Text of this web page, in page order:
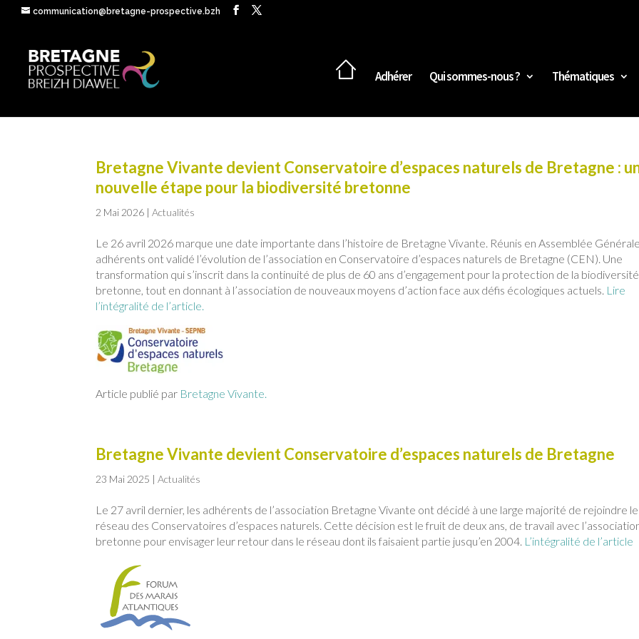
communication@bretagne-prospective.bzh
Adhérer Qui sommes-nous ? Thématiques
Bretagne Vivante devient Conservatoire d’espaces naturels de Bretagne :
nouvelle étape pour la biodiversité bretonne
2 Mai 2026 |Actualités
Le 26 avril 2026 marque une date importante dans l’histoire de Bretagne Vivante. Réunis en Assemblée
adhérents ont validé l’évolution de l’association en Conservatoire d’espaces naturels de Bretagne (CEN). Une
transformation qui s’inscrit dans la continuité de plus de 60 ans d’engagement pour la protection de la biodiversité
bretonne, tout en donnant à l’association de nouveaux moyens d’action face aux défis écologiques actuels. Lire
l’intégralité de l’article.
Article publié par Bretagne Vivante.
Bretagne Vivante devient Conservatoire d’espaces naturels de Bretagne
23 Mai 2025 |Actualités
Le 27 avril dernier, les adhérents de l’association Bretagne Vivante ont décidé à une large majorité de rejoindre le
réseau des Conservatoires d’espaces naturels. Cette décision est le fruit de deux ans, de travail avec
bretonne pour envisager leur retour dans le réseau dont ils faisaient partie jusqu’en 2004. L’intégralité de l’article